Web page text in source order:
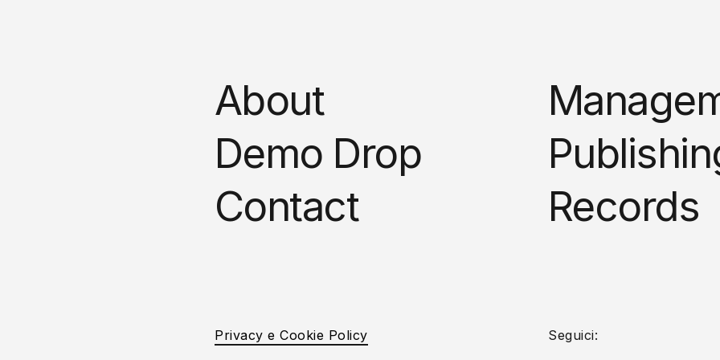
About
Demo Drop
Contact
Privacy e Cookie Policy
Records
Seguici: